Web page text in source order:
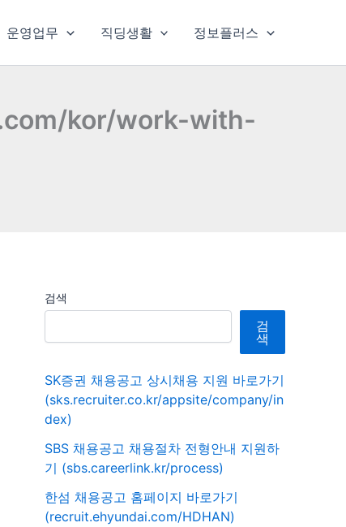
운영업무 직딩생활 정보플러스
kor/work-with-
검색
검
색
SK증권 채용공고 상시채용 지원 바로가기
(sks.recruiter.co.kr/appsite/company/in
dex)
SBS 채용공고 채용절차 전형안내 지원하
기 (sbs.careerlink.kr/process)
한섬 채용공고 홈페이지 바로가기
(recruit.ehyundai.com/HDHAN)